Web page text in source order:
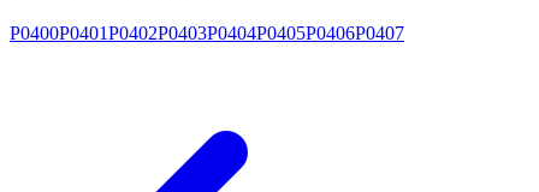
P0400P0401P0402P0403P0404P0405P0406P0407